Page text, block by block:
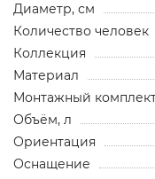
Диаметр, см
Количество человек
Коллекция
Материал
Монтажный
Объём, л
Ориентация
Оснащение